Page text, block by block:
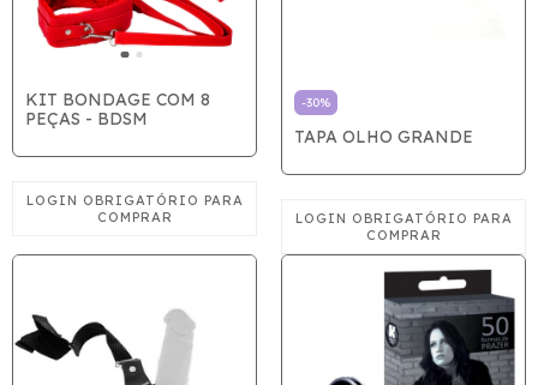
KIT BONDAGE COM 8
PEÇAS - BDSM
-30%
TAPA OLHO GRANDE